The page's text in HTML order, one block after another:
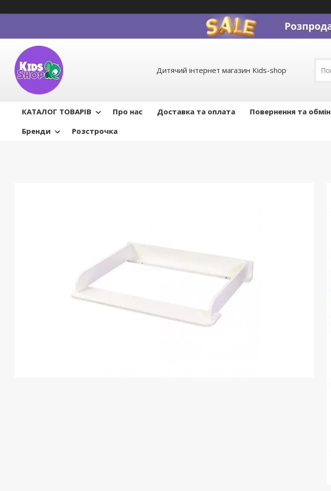
Дитячий інтернет магазин Kids-shop
КАТАЛОГ ТОВАРІВ Про нас Доставка та оплата Повернення та обмін
Бренди
Розстрочка